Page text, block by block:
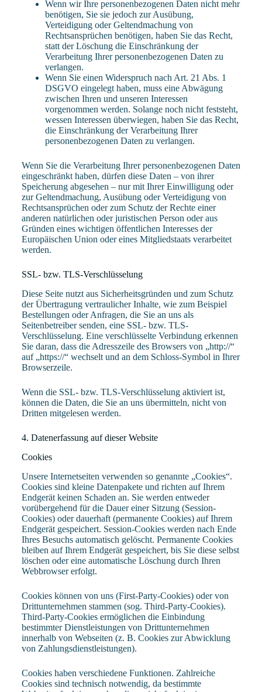
Wenn wir Ihre personenbezogenen Daten nicht mehr
benötigen, Sie sie jedoch zur Ausübung,
Verteidigung oder Geltendmachung von
Rechtsansprüchen benötigen, haben Sie das Recht,
statt der Löschung die Einschränkung der
Verarbeitung Ihrer personenbezogenen Daten zu
verlangen.
Wenn Sie einen Widerspruch nach Art. 21 Abs. 1
DSGVO eingelegt haben, muss eine Abwägung
zwischen Ihren und unseren Interessen
vorgenommen werden. Solange noch nicht feststeht,
wessen Interessen überwiegen, haben Sie das Recht,
die Einschränkung der Verarbeitung Ihrer
personenbezogenen Daten zu verlangen.
Wenn Sie die Verarbeitung Ihrer personenbezogenen Daten
eingeschränkt haben, dürfen diese Daten – von ihrer
Speicherung abgesehen – nur mit Ihrer Einwilligung oder
zur Geltendmachung, Ausübung oder Verteidigung von
Rechtsansprüchen oder zum Schutz der Rechte einer
anderen natürlichen oder juristischen Person oder aus
Gründen eines wichtigen öffentlichen Interesses der
Europäischen Union oder eines Mitgliedstaats verarbeitet
werden.
SSL- bzw. TLS-Verschlüsselung
Diese Seite nutzt aus Sicherheitsgründen und zum Schutz
der Übertragung vertraulicher Inhalte, wie zum Beispiel
Bestellungen oder Anfragen, die Sie an uns als
Seitenbetreiber senden, eine SSL- bzw. TLS-
Verschlüsselung. Eine verschlüsselte Verbindung erkennen
Sie daran, dass die Adresszeile des Browsers von „http://“
auf „https://“ wechselt und an dem Schloss-Symbol in Ihrer
Browserzeile.
Wenn die SSL- bzw. TLS-Verschlüsselung aktiviert ist,
können die Daten, die Sie an uns übermitteln, nicht von
Dritten mitgelesen werden.
4. Datenerfassung auf dieser Website
Cookies
Unsere Internetseiten verwenden so genannte „Cookies“.
Cookies sind kleine Datenpakete und richten auf Ihrem
Endgerät keinen Schaden an. Sie werden entweder
vorübergehend für die Dauer einer Sitzung (Session-
Cookies) oder dauerhaft (permanente Cookies) auf Ihrem
Endgerät gespeichert. Session-Cookies werden nach Ende
Ihres Besuchs automatisch gelöscht. Permanente Cookies
bleiben auf Ihrem Endgerät gespeichert, bis Sie diese selbst
löschen oder eine automatische Löschung durch Ihren
Webbrowser erfolgt.
Cookies können von uns (First-Party-Cookies) oder von
Drittunternehmen stammen (sog. Third-Party-Cookies).
Third-Party-Cookies ermöglichen die Einbindung
bestimmter Dienstleistungen von Drittunternehmen
innerhalb von Webseiten (z. B. Cookies zur Abwicklung
von Zahlungsdienstleistungen).
Cookies haben verschiedene Funktionen. Zahlreiche
Cookies sind technisch notwendig, da bestimmte